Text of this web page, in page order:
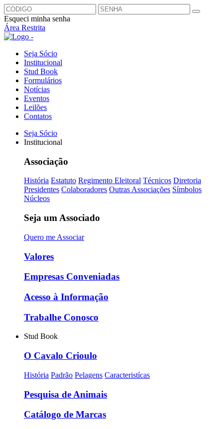
Esqueci minha senha
Área Restrita
Seja Sócio
Institucional
Stud Book
Formulários
Notícias
Eventos
Leilões
Contatos
Seja Sócio
Institucional
Associação
História Estatuto Regimento Eleitoral Técnicos Diretoria
Presidentes Colaboradores Outras Associações Símbolos
Núcleos
Seja um Associado
Quero me Associar
Valores
Empresas Conveniadas
Acesso à Informação
Trabalhe Conosco
Stud Book
O Cavalo Crioulo
História Padrão Pelagens Caracteristícas
Pesquisa de Animais
Catálogo de Marcas